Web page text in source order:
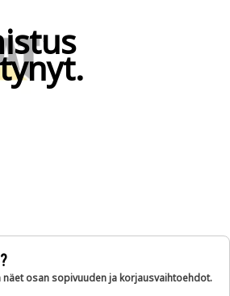
näet osan sopivuuden ja korjausvaihtoehdot.